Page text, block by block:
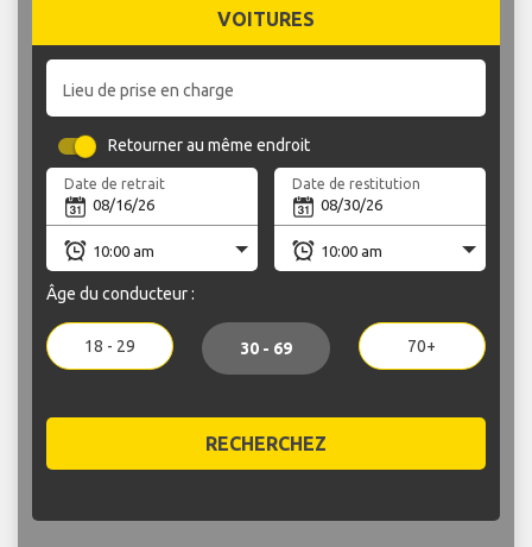
VOITURES
Lieu de prise en charge
Retourner au même endroit
Date de retrait Date de restitution
Âge du conducteur :
18 - 29 30 - 69 70+
RECHERCHEZ